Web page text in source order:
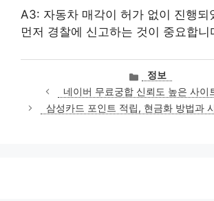
A3: 자동차 매각이 허가 없이 진행되
먼저 경찰에 신고하는 것이 중요합니
카
테
고
리
정보
네이버 무료궁합 신뢰도 높은 사이
삼성카드 포인트 적립, 현금화 방법과